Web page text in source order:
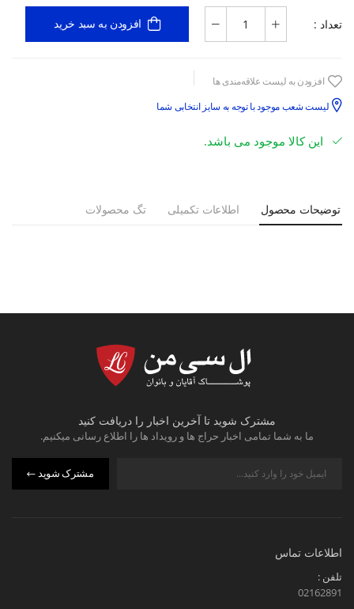
تعداد : افزودن به سبد خرید
افزودن به لیست علاقه‌مندی ها
لیست شعب موجود با توجه به سایز انتخابی شما
این کالا موجود می باشد.
توضیحات محصول اطلاعات تکمیلی تگ محصولات
مشترک شوید تا آخرین اخبار را دریافت کنید
ما به شما تمامی اخبار حراج ها و رویداد ها را اطلاع رسانی میکنیم.
مشترک شوید
اطلاعات تماس
تلفن :
02162891